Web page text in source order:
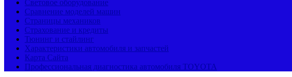
Световое оборудование
Сравнение моделей машин
Страницы механиков
Страхование и кредиты
Тюнинг и стайлинг
Характеристики автомобиля и запчастей
Карта Сайта
Профессиональная диагностика автомобиля TOYOTA